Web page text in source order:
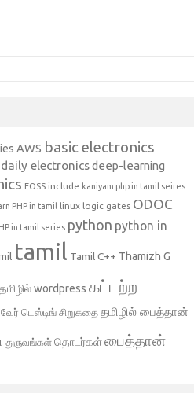
AWS basic electronics
daily electronicsdeep-learning
FOSS include kaniyam php in tamil seires
PHP in tamil linux logic gates ODOC
in tamil series python python in
tamil Tamil C++ Thamizh G
wordpress கட்டற்ற
டெஸ்டிங் சிறுகதை தமிழில் பைத்தான்
துருவங்கள் தொடர்கள்பைத்தான்